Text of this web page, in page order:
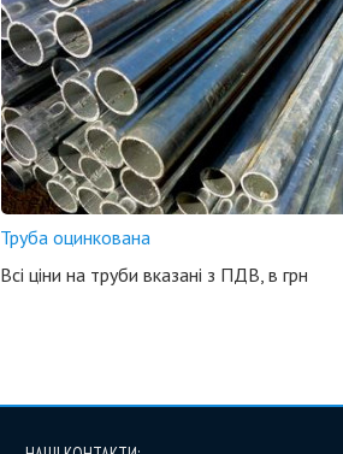
Труба оцинкована
Всі ціни на труби вказані з ПДВ, в грн